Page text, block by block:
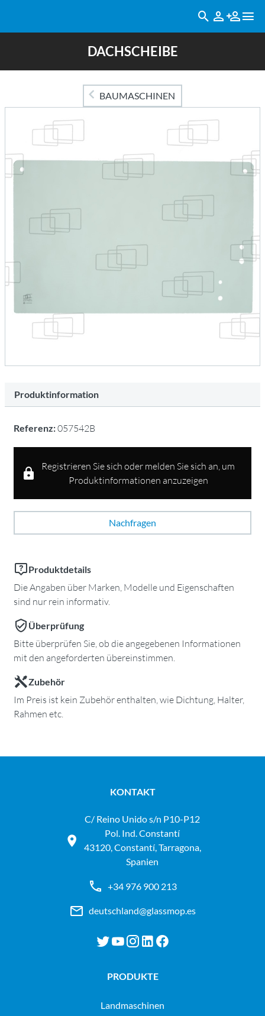
DACHSCHEIBE
BAUMASCHINEN
Produktinformation
Referenz:057542B
Registrieren Sie sich oder melden Sie sich an, um
Produktinformationen anzuzeigen
Nachfragen
Produktdetails
Die Angaben über Marken, Modelle und Eigenschaften
sind nur rein informativ.
Überprüfung
Bitte überprüfen Sie, ob die angegebenen Informationen
mit den angeforderten übereinstimmen.
Zubehör
Im Preis ist kein Zubehör enthalten, wie Dichtung, Halter,
Rahmen etc.
KONTAKT
C/ Reino Unido s/n P10-P12
Pol. Ind. Constantí
43120, Constantí, Tarragona,
Spanien
+34 976 900 213
deutschland@glassmop.es
PRODUKTE
landmaschinen